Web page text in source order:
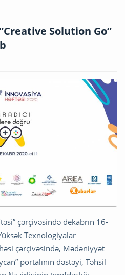
Solution Go”
çərçivəsində dekabrın 16-
Texnologiyalar
çərçivəsində, Mədəniyyət
portalının dəstəyi, Təhsil